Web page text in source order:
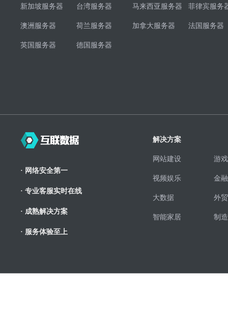
新加坡服务器 台湾服务器 马来西亚服务器 菲律宾服务
澳洲服务器 荷兰服务器 加拿大服务器 法国服务器
英国服务器 德国服务器
· 网络安全第一
· 专业客服实时在线
· 成熟解决方案
· 服务体验至上
解决方案
网站建设 游
视频娱乐 金
大数据 外
智能家居 制